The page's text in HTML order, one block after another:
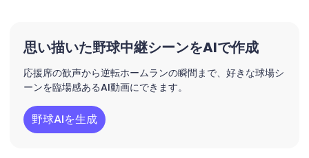
思い描いた野球中継シーンをAIで作成
応援席の歓声から逆転ホームランの瞬間まで、好きな球場シ
ーンを臨場感あるAI動画にできます。
野球AIを生成